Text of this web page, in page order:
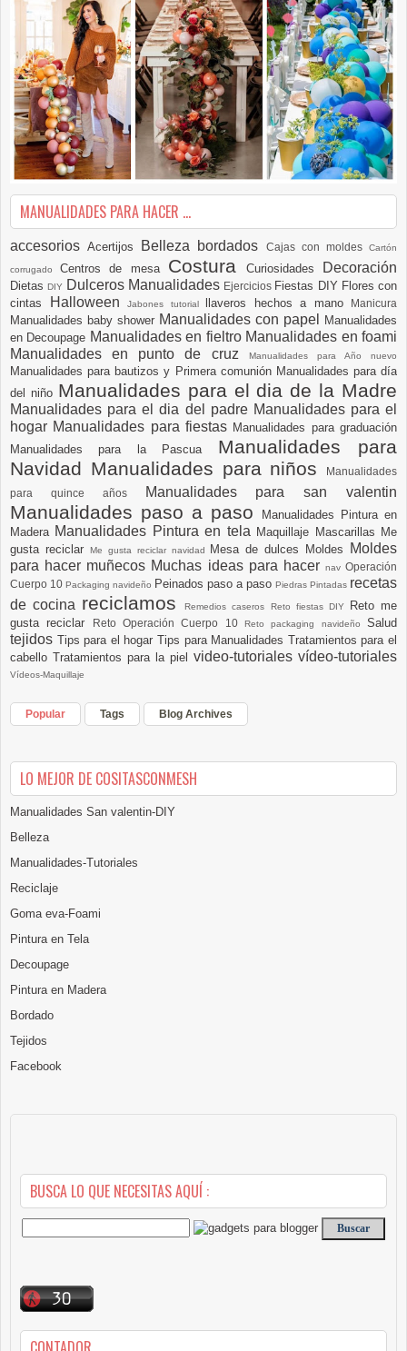
MANUALIDADES PARA HACER ...
accesoriosAcertijos Belleza bordados Cajas con moldesCartón
corrugadoCentros de mesa Costura Curiosidades Decoración
DietasDIY Dulceros Manualidades Ejercicios Fiestas DIY Flores con
cintas
Halloween Jabones tutorial llaveros hechos a mano Manicura
Manualidades baby shower Manualidades con papel
Manualidades
en Decoupage Manualidades en fieltro Manualidades en foami
Manualidades en punto de cruz
Manualidades para Año nuevo
Manualidades para bautizos y Primera comunión Manualidades para día
del niño Manualidades para el dia de la Madre
Manualidades para el dia del padre Manualidades para el
hogar Manualidades para fiestas Manualidades para graduación
Manualidades para la Pascua Manualidades para
Navidad Manualidades para niños
Manualidades
para quince años
Manualidades para san valentin
Manualidades paso a paso
Manualidades Pintura en
Madera Manualidades Pintura en tela Maquillaje Mascarillas Me
gusta reciclar
Me gusta reciclar navidad Mesa de dulces Moldes
Moldes
para hacer muñecos Muchas ideas para hacer nav Operación
Cuerpo 10 Packaging navideño Peinados paso a paso Piedras Pintadas recetas
de cocina reciclamosRemedios caseros Reto fiestas DIY
Reto me
gusta reciclar
Reto Operación Cuerpo 10Reto packaging navideñoSalud
tejidos Tips para el hogarTips para Manualidades Tratamientos para el
cabello Tratamientos para la piel video-tutoriales vídeo-tutoriales
Vídeos-Maquillaje
Popular Tags Blog Archives
LO MEJOR DE COSITASCONMESH
Manualidades San valentin-DIY
Belleza
Manualidades-Tutoriales
Reciclaje
Goma eva-Foami
Pintura en Tela
Decoupage
Pintura en Madera
Bordado
Tejidos
Facebook
BUSCA LO QUE NECESITAS AQUÍ :